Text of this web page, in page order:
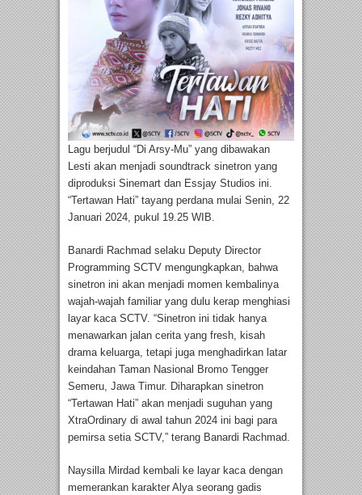
Lagu berjudul “Di Arsy-Mu” yang dibawakan
Lesti akan menjadi soundtrack sinetron yang
diproduksi Sinemart dan Essjay Studios ini.
“Tertawan Hati” tayang perdana mulai Senin, 22
Januari 2024, pukul 19.25 WIB.
Banardi Rachmad selaku Deputy Director
Programming SCTV mengungkapkan, bahwa
sinetron ini akan menjadi momen kembalinya
wajah-wajah familiar yang dulu kerap menghiasi
layar kaca SCTV. “Sinetron ini tidak hanya
menawarkan jalan cerita yang fresh, kisah
drama keluarga, tetapi juga menghadirkan latar
keindahan Taman Nasional Bromo Tengger
Semeru, Jawa Timur. Diharapkan sinetron
“Tertawan Hati” akan menjadi suguhan yang
XtraOrdinary di awal tahun 2024 ini bagi para
pemirsa setia SCTV,” terang Banardi Rachmad.
Naysilla Mirdad kembali ke layar kaca dengan
memerankan karakter Alya seorang gadis